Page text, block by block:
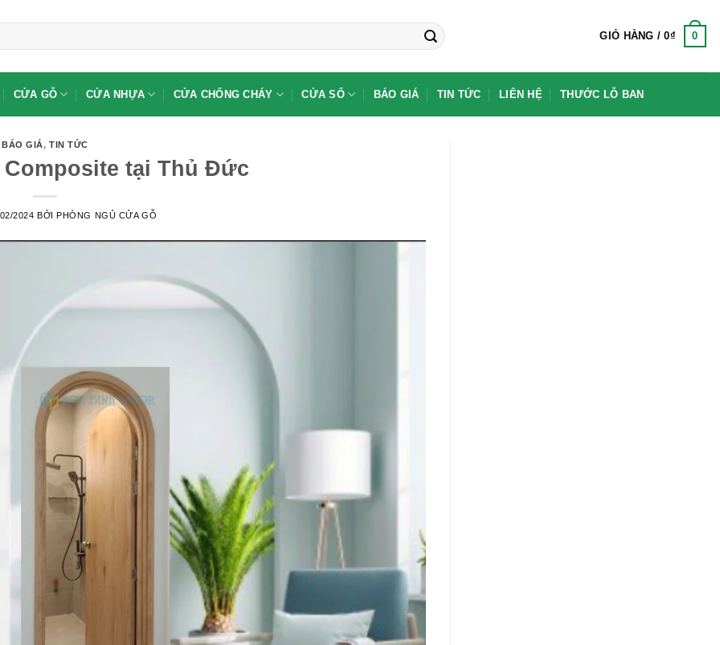
GIỎ HÀNG /0₫ 0
CỬA GỖ CỬA NHỰA CỬA CHỐNG CHÁY CỬA SỔ BÁO GIÁ TIN TỨC LIÊN HỆ THƯỚC LỖ BAN
BÁO GIÁ,TIN TỨC
tại Thủ Đức
2024 BỞIPHÒNG NGỦ CỬA GỖ